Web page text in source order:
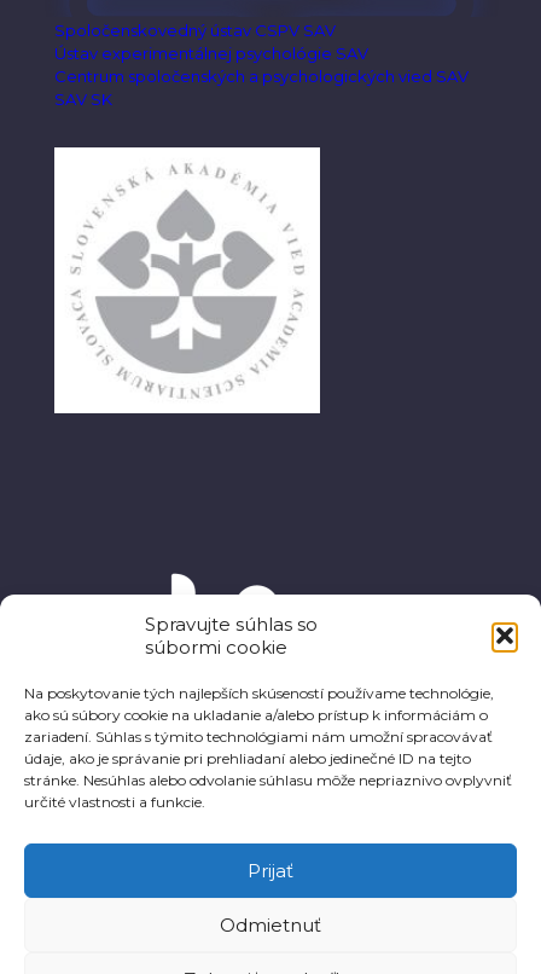
Spravujte súhlas so
súbormi cookie
Na poskytovanie tých najlepších skúseností používame technológie,
ako sú súbory cookie na ukladanie a/alebo prístup k informáciám o
zariadení. Súhlas s týmito technológiami nám umožní spracovávať
údaje, ako je správanie pri prehliadaní alebo jedinečné ID na tejto
stránke. Nesúhlas alebo odvolanie súhlasu môže nepriaznivo ovplyvniť
určité vlastnosti a funkcie.
Prijať
Odmietnuť
Spoločenskovedný ústav CSPV SAV
Ústav experimentálnej psychológie SAV
Centrum spoločenských a psychologických vied SAV
SAV SK